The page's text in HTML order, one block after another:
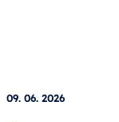
09. 06. 2026